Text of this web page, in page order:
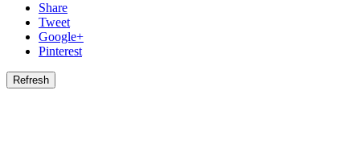
Share
Tweet
Google+
Pinterest